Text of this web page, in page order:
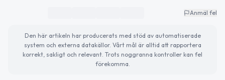
Anmäl fel
Den här artikeln har producerats med stöd av automatiserade
system och externa datakällor. Vårt mål är alltid att rapportera
korrekt, sakligt och relevant. Trots noggranna kontroller kan fel
förekomma.